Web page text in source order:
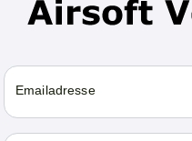
Emailadresse